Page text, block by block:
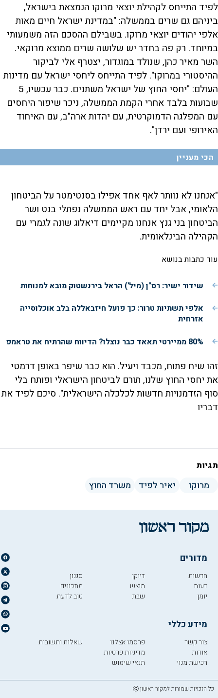
לפיד התייחס לקהילת יוצאי מרוקו הנמצאת בישראל,
ביניהם גם שרים בממשלה: "במדינת ישראל חיים מאות
אלפי יהודים יוצאי מרוקו. בשבילם ההסכם הזה משמעותי
במיוחד. רק פה בחדר יש שלושה שרים ממוצא מרוקאי.
השר מאיר כהן, שנולד במוגדור, יצטרף אלי לביקור
ההיסטורי במרוקו". לפיד התייחס ליחסי ישראל עם מדינות
העולם: "יחסי החוץ של ישראל משתנים. כבר עכשיו, 5
שבועות בלבד אחרי הקמת הממשלה, ניכר שיפור היחסים
עם המפלגה הדמוקרטית, עם יהדות ארה"ב, עם האיחוד
האירופי ועם ירדן".
הכי מעניין
"אנחנו לא נוותר לאף אחד אפילו בסנטימטר על הביטחון
הלאומי, אבל יחד עם ראש הממשלה נפתלי בנט ושר
הביטחון בני גנץ אנחנו מקיימים דיאלוג שונה לגמרי עם
הקהילה הבינלאומית.
עוד כתבות בנושא
שידור ישיר: רס"ן (מיל') הראל בירנשטוק מובא למנוחות
אלפי תשתיות טרור: כך פועל חיזבאללה בלב אוכלוסייה
אזרחית
80% ממיירטי תאאד כבר נוצלו? הדיווח שהרתיח את טראמפ
זהו שיח פתוח, מכבד ויעיל. הוא כבר שיפר באופן דרמטי
את יחסי החוץ שלנו, תורם לביטחון הישראלי ופותח בלי
סוף הזדמנויות חדשות לכלכלה הישראלית". סיכם לפיד את
דבריו
תגיות
מרוקו יאיר לפיד משרד החוץ
מדורים
חדשות
דעות
יומן
דיוקן
מוצש
שבת
סגנון
מתכונים
טוב לדעת
מידע כללי
צור קשר
אודות
רכישת מנוי
פרסמו אצלנו
מדיניות פרטיות
תנאי שימוש
שאלות ותשובות
כל הזכויות שמורות למקור ראשון ⓒ